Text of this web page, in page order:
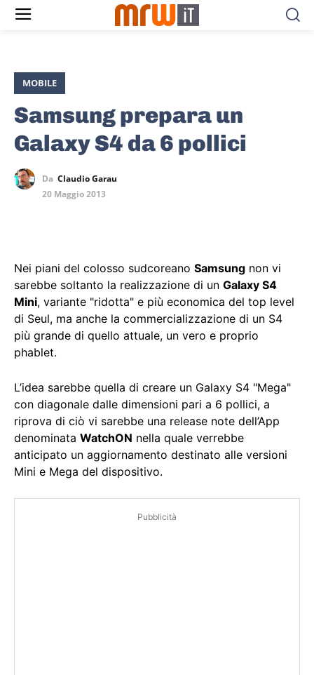
MOBILE
Samsung prepara un
Galaxy S4 da 6 pollici
Da Claudio Garau
20 Maggio 2013
Nei piani del colosso sudcoreano Samsung non vi
sarebbe soltanto la realizzazione di un Galaxy S4
Mini, variante "ridotta" e più economica del top level
di Seul, ma anche la commercializzazione di un S4
più grande di quello attuale, un vero e proprio
phablet.
L’idea sarebbe quella di creare un Galaxy S4 "Mega"
con diagonale dalle dimensioni pari a 6 pollici, a
riprova di ciò vi sarebbe una release note dell’App
denominata WatchON nella quale verrebbe
anticipato un aggiornamento destinato alle versioni
Mini e Mega del dispositivo.
Pubblicità